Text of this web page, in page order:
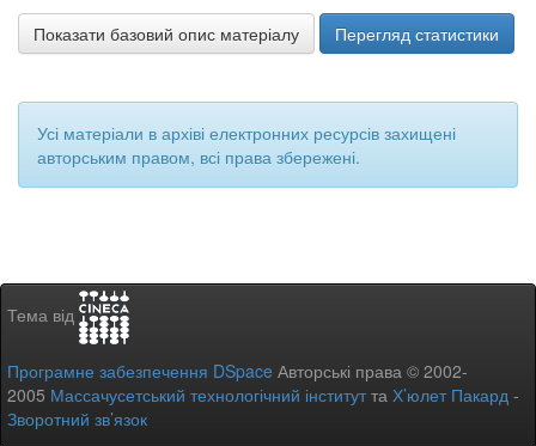
Показати базовий опис матеріалу Перегляд статистики
Усі матеріали в архіві електронних ресурсів захищені
авторським правом, всі права збережені.
Тема від
Програмне забезпечення DSpace Авторські права © 2002-
2005 Массачусетський технологічний інститутта Х’юлет Пакард -
Зворотний зв’язок